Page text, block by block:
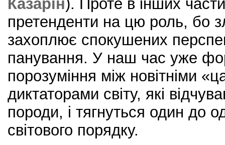
Казарін). Проте в інших
претенденти на цю роль, бо
захоплює спокушених
панування. У наш час уже
порозуміння між новітніми
диктаторами світу, які
породи, і тягнуться один до
світового порядку.